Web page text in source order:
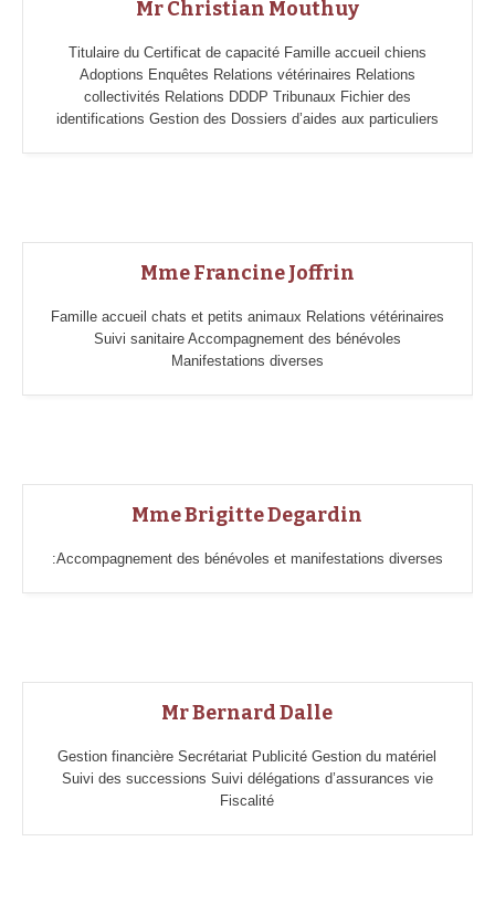
Mr Christian Mouthuy
Titulaire du Certificat de capacité Famille accueil chiens
Adoptions Enquêtes Relations vétérinaires Relations
collectivités Relations DDDP Tribunaux Fichier des
identifications Gestion des Dossiers d’aides aux particuliers
Mme Francine Joffrin
Famille accueil chats et petits animaux Relations vétérinaires
Suivi sanitaire Accompagnement des bénévoles
Manifestations diverses
Mme Brigitte Degardin
:Accompagnement des bénévoles et manifestations diverses
Mr Bernard Dalle
Gestion financière Secrétariat Publicité Gestion du matériel
Suivi des successions Suivi délégations d’assurances vie
Fiscalité